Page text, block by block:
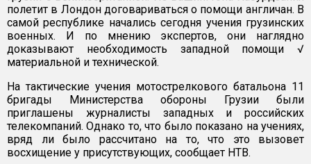
полетит в Лондон договариваться о помощи англичан. В
самой республике начались сегодня учения грузинских
военных. И по мнению экспертов, они наглядно
доказывают необходимость западной помощи √
материальной и технической.
На тактические учения мотострелкового батальона 11
бригады Министерства обороны Грузии были
приглашены журналисты западных и российских
телекомпаний. Однако то, что было показано на учениях,
вряд ли было рассчитано на то, что это вызовет
восхищение у присутствующих, сообщает НТВ.